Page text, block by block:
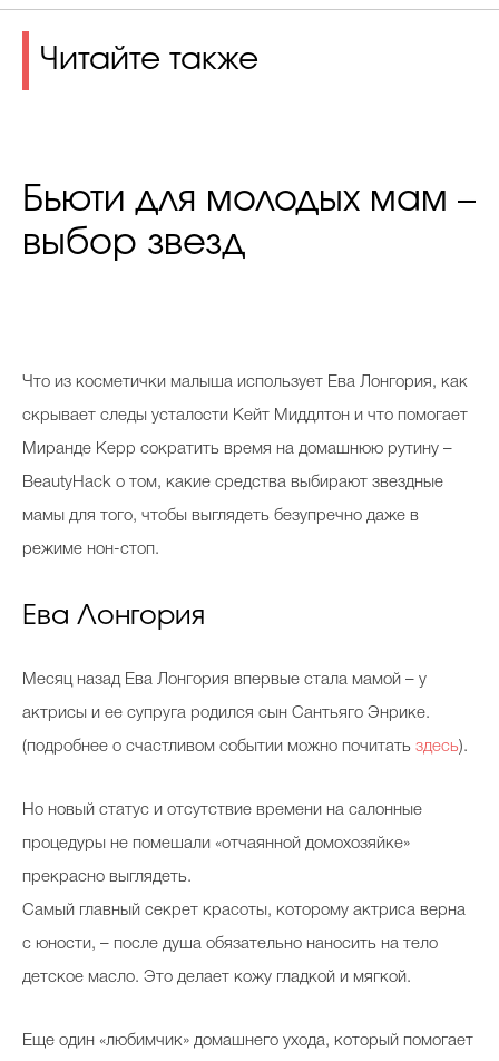
Читайте также
Бьюти для молодых мам –
выбор звезд
Что из косметички малыша использует Ева Лонгория, как
скрывает следы усталости Кейт Миддлтон и что помогает
Миранде Керр сократить время на домашнюю рутину –
BeautyHack о том, какие средства выбирают звездные
мамы для того, чтобы выглядеть безупречно даже в
режиме нон-стоп.
Ева Лонгория
Месяц назад Ева Лонгория впервые стала мамой – у
актрисы и ее супруга родился сын Сантьяго Энрике.
(подробнее о счастливом событии можно почитать здесь).
Но новый статус и отсутствие времени на салонные
процедуры не помешали «отчаянной домохозяйке»
прекрасно выглядеть.
Самый главный секрет красоты, которому актриса верна
с юности, – после душа обязательно наносить на тело
детское масло. Это делает кожу гладкой и мягкой.
Еще один «любимчик» домашнего ухода, который помогает